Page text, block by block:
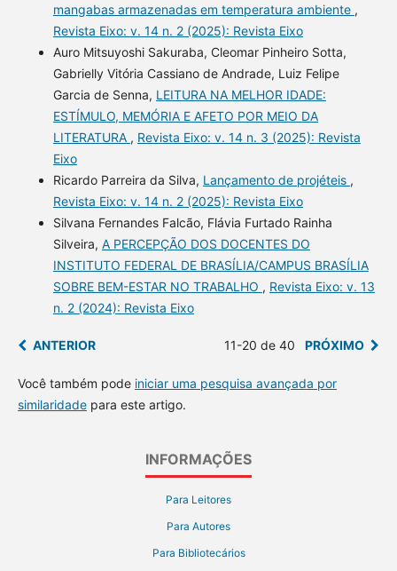
mangabas armazenadas em temperatura ambiente ,
Revista Eixo: v. 14 n. 2 (2025): Revista Eixo
Auro Mitsuyoshi Sakuraba, Cleomar Pinheiro Sotta,
Gabrielly Vitória Cassiano de Andrade, Luiz Felipe
Garcia de Senna, LEITURA NA MELHOR IDADE:
ESTÍMULO, MEMÓRIA E AFETO POR MEIO DA
LITERATURA , Revista Eixo: v. 14 n. 3 (2025): Revista
Eixo
Ricardo Parreira da Silva, Lançamento de projéteis ,
Revista Eixo: v. 14 n. 2 (2025): Revista Eixo
Silvana Fernandes Falcão, Flávia Furtado Rainha
Silveira, A PERCEPÇÃO DOS DOCENTES DO
INSTITUTO FEDERAL DE BRASÍLIA/CAMPUS BRASÍLIA
SOBRE BEM-ESTAR NO TRABALHO , Revista Eixo: v. 13
n. 2 (2024): Revista Eixo
ANTERIOR 11-20 de 40 PRÓXIMO
Você também pode iniciar uma pesquisa avançada por
similaridadepara este artigo.
INFORMAÇÕES
Para Leitores
Para Autores
Para Bibliotecários